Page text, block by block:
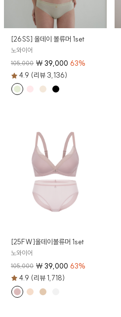
[26SS] 올데이 볼류머 1set
노와이어
105,000 ₩39,000 63%
4.9 (리뷰 3,136)
[25FW]올데이볼류머 1set
노와이어
105,000 ₩39,000 63%
4.9 (리뷰 1,718)